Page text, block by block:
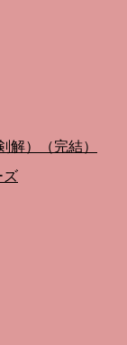
解）（完結）
ズ